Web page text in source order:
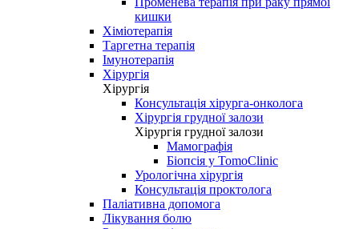
кишки
Хіміотерапія
Таргетна терапія
Імунотерапія
Хірургія
Хірургія
Консультація хірурга-онколога
Хірургія грудної залози
Хірургія грудної залози
Мамографія
Біопсія у TomoClinic
Урологічна хірургія
Консультація проктолога
Паліативна допомога
Лікування болю